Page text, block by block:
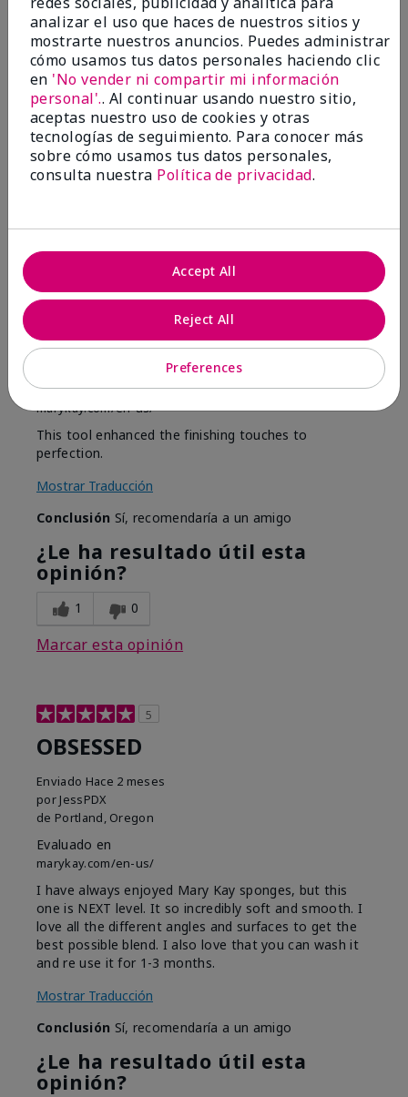
1 estrella
0
Evaluado por 2 clientes
MK completion sponge
porShirley "Girl"
Evaluado en
marykay.com/en-us/
This tool enhanced the finishing touches to
perfection.
Mostrar Traducción
Conclusión Sí, recomendaría a un amigo
¿Le ha resultado útil esta
opinión?
1 0
Marcar esta opinión
5
OBSESSED
Enviado Hace 2 meses
por JessPDX
de Portland, Oregon
Evaluado en
marykay.com/en-us/
I have always enjoyed Mary Kay sponges, but this
one is NEXT level. It so incredibly soft and smooth. I
love all the different angles and surfaces to get the
best possible blend. I also love that you can wash it
and re use it for 1-3 months.
Mostrar Traducción
Conclusión Sí, recomendaría a un amigo
¿Le ha resultado útil esta
opinión?
analizar el uso que haces de nuestros sitios y
mostrarte nuestros anuncios. Puedes administrar
cómo usamos tus datos personales haciendo clic
en 'No vender ni compartir mi información
personal'.. Al continuar usando nuestro sitio,
aceptas nuestro uso de cookies y otras
tecnologías de seguimiento. Para conocer más
sobre cómo usamos tus datos personales,
consulta nuestra Política de privacidad.
Preferences
Reject All
Accept All